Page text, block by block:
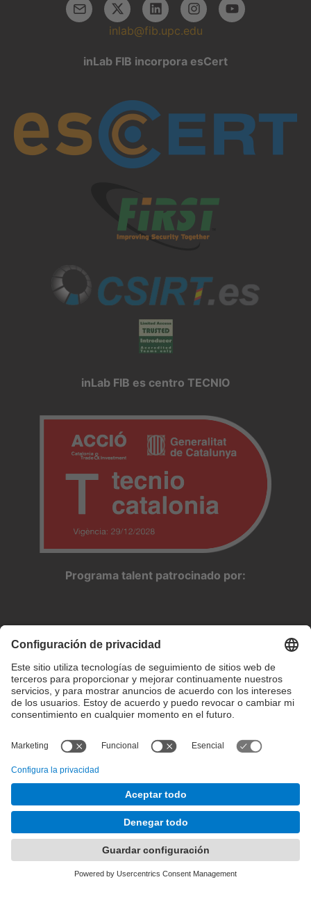
inlab@fib.upc.edu
inLab FIB incorpora esCert
inLab FIB es centro TECNIO
Programa talent patrocinado por:
Configuración de privacidad
Condiciones de uso